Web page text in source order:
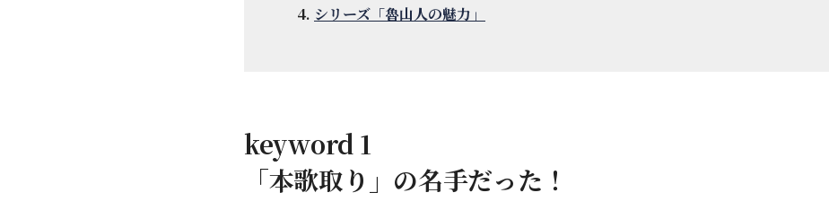
シリーズ「魯山人の魅力」
keyword 1
「本歌取り」の名手だった！